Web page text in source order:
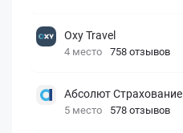
Oxy Travel
4 место 758 отзывов
Абсолют Страхование
5 место 578 отзывов